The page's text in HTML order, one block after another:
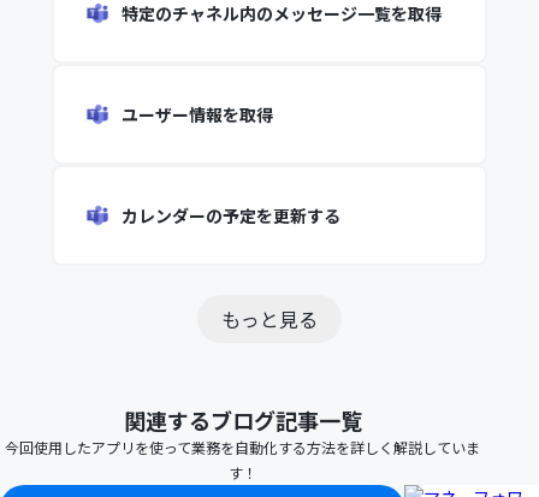
特定のチャネル内のメッセージ一覧を取得
ユーザー情報を取得
カレンダーの予定を更新する
もっと見る
関連するブログ記事一覧
今回使用したアプリを使って業務を自動化する方法を詳しく解説していま
す！